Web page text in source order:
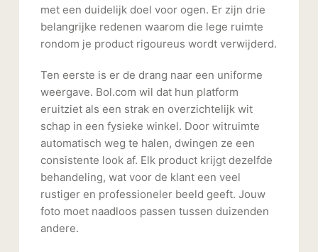
met een duidelijk doel voor ogen. Er zijn drie
belangrijke redenen waarom die lege ruimte
rondom je product rigoureus wordt verwijderd.
Ten eerste is er de drang naar een uniforme
weergave. Bol.com wil dat hun platform
eruitziet als een strak en overzichtelijk wit
schap in een fysieke winkel. Door witruimte
automatisch weg te halen, dwingen ze een
consistente look af. Elk product krijgt dezelfde
behandeling, wat voor de klant een veel
rustiger en professioneler beeld geeft. Jouw
foto moet naadloos passen tussen duizenden
andere.